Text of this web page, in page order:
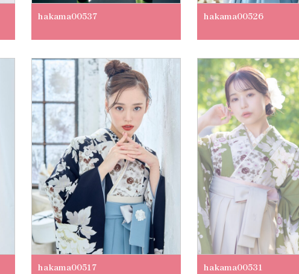
hakama00537 hakama00526
hakama00517 hakama00531